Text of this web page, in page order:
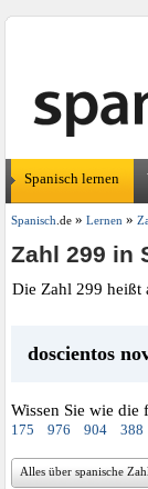
Spanisch lernen
Spanisch .de» Lernen»
Zahl 299 in
Die Zahl 299 heißt
doscientos
Wissen Sie wie die
175 976 904 388
Alles über spanische